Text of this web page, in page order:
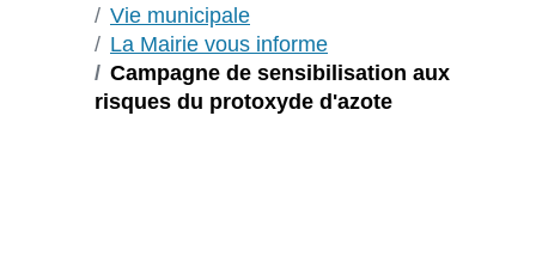
Vie municipale
La Mairie vous informe
Campagne de sensibilisation aux
risques du protoxyde d'azote